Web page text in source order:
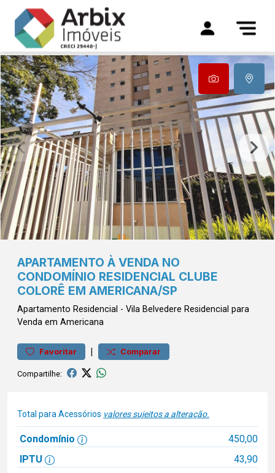
APARTAMENTO À VENDA NO
CONDOMÍNIO RESIDENCIAL CLUBE
COLORÊ EM AMERICANA/SP
Apartamento Residencial - Vila Belvedere Residencial para
Venda em Americana
Favoritar | Comparar
Compartilhe:
Total para Acessórios valores sujeitos a alteração.
Condomínio
450,00
IPTU
43,90